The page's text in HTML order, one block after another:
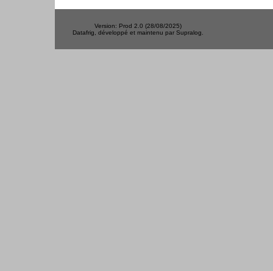
Version: Prod 2.0 (28/08/2025)
Datafrig, développé et maintenu par Supralog.